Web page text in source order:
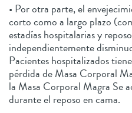
• Por otra parte, el
corto como a largo plazo
estadías hospitalarias y
independientemente
Pacientes hospitalizados
pérdida de Masa Corporal
la Masa Corporal Magra Se
durante el reposo en cama.